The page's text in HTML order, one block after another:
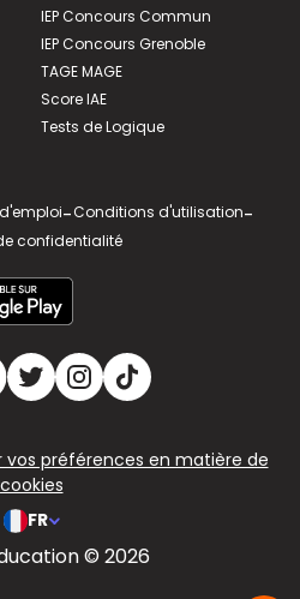
IEP Concours Commun
IEP Concours Grenoble
TAGE MAGE
Score IAE
Tests de Logique
-Conditions d'utilisation-
confidentialité
préférences en matière de
cookies
FR
© 2026